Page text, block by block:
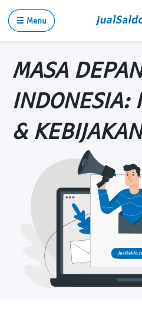
☰ Menu
MASA
INDONESIA:
&